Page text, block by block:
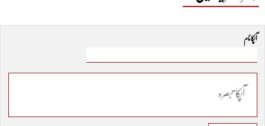
آپکا نام